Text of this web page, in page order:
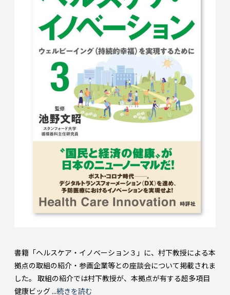
書籍「ヘルスケア・イノベーション３」に、村下教授による本
拠点の取組の紹介・参画企業等との座談会について掲載されま
した。 取組の紹介では村下教授が、本拠点が有する超多項目
健康ビッグ ...続きを読む